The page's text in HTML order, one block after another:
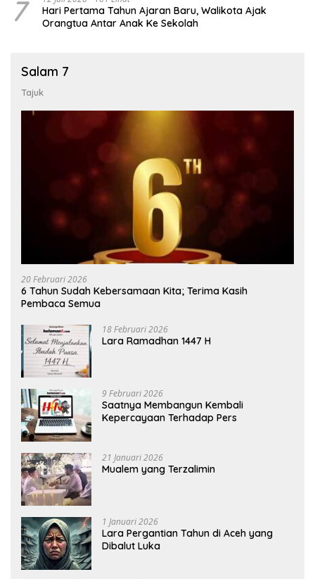
7
Hari Pertama Tahun Ajaran Baru, Walikota Ajak
Orangtua Antar Anak Ke Sekolah
Salam 7
Tajuk
20 Februari 2026
6 Tahun Sudah Kebersamaan Kita; Terima Kasih
Pembaca Semua
18 Februari 2026
Lara Ramadhan 1447 H
9 Februari 2026
Saatnya Membangun Kembali
Kepercayaan Terhadap Pers
21 Januari 2026
Mualem yang Terzalimin
1 Januari 2026
Lara Pergantian Tahun di Aceh yang
Dibalut Luka